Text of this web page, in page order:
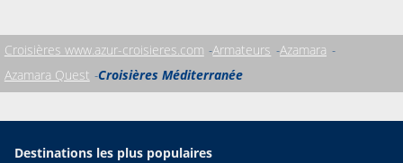
étaient sur la 1 ère. Remerciements à Alina et Julian au pool
en cas de mauvais temps...
Croisières www.azur-croisieres.com Armateurs Azamara
Azamara Quest Croisières Méditerranée
Destinations les plus populaires